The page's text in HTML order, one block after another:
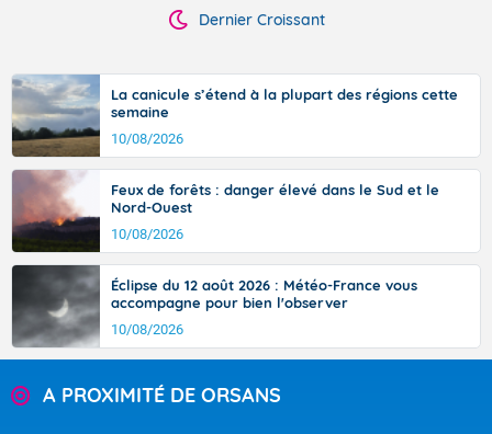
Dernier Croissant
La canicule s’étend à la plupart des régions cette
semaine
10/08/2026
Feux de forêts : danger élevé dans le Sud et le
Nord-Ouest
10/08/2026
Éclipse du 12 août 2026 : Météo-France vous
accompagne pour bien l'observer
10/08/2026
A PROXIMITÉ DE ORSANS